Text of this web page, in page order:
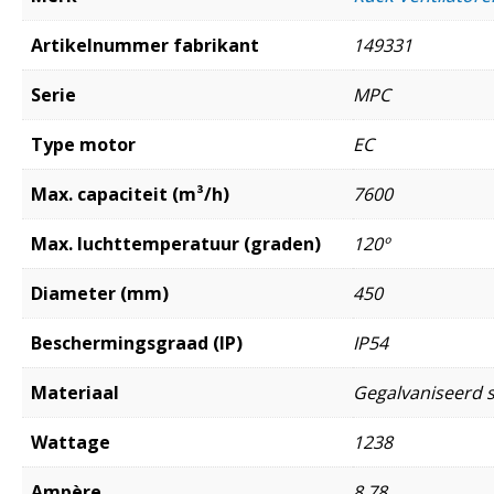
Artikelnummer fabrikant 149331
Serie MPC
Type motor EC
Max. capaciteit (m³/h) 7600
Max. luchttemperatuur (graden) 120º
Diameter (mm) 450
Beschermingsgraad (IP) IP54
Materiaal Gegalvaniseerd
Wattage 1238